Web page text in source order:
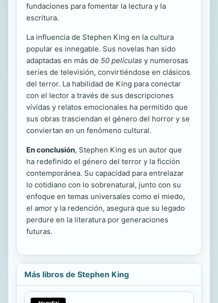
fundaciones para fomentar la lectura y la
escritura.
La influencia de Stephen King en la cultura
popular es innegable. Sus novelas han sido
adaptadas en más de 50 películas y numerosas
series de televisión, convirtiéndose en clásicos
del terror. La habilidad de King para conectar
con el lector a través de sus descripciones
vívidas y relatos emocionales ha permitido que
sus obras trasciendan el género del horror y se
conviertan en un fenómeno cultural.
En conclusión, Stephen King es un autor que
ha redefinido el género del terror y la ficción
contemporánea. Su capacidad para entrelazar
lo cotidiano con lo sobrenatural, junto con su
enfoque en temas universales como el miedo,
el amor y la redención, asegura que su legado
perdure en la literatura por generaciones
futuras.
Más libros de Stephen King